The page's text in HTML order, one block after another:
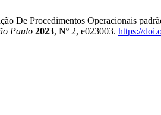
De Procedimentos Operacionais
Paulo 2023, Nº 2, e023003. https://